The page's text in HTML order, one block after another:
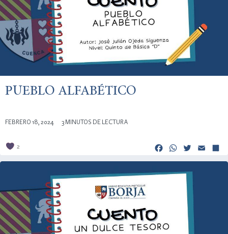
PUEBLO ALFABÉTICO
FEBRERO 18, 2024 3 MINUTOS DE LECTURA
2 Facebook